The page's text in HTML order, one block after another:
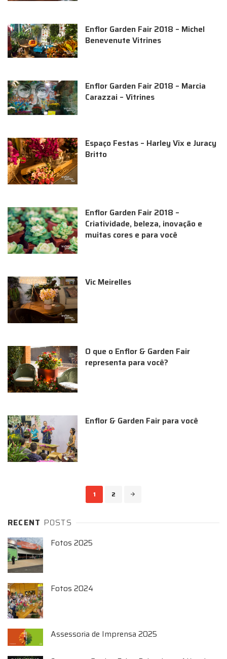
Enflor Garden Fair 2018 – Michel
Benevenute Vitrines
Enflor Garden Fair 2018 – Marcia
Carazzai – Vitrines
Espaço Festas – Harley Vix e Juracy
Britto
Enflor Garden Fair 2018 –
Criatividade, beleza, inovação e
muitas cores e para você
Vic Meirelles
O que o Enflor & Garden Fair
representa para você?
Enflor & Garden Fair para você
1 2
RECENT POSTS
Fotos 2025
Fotos 2024
Assessoria de Imprensa 2025